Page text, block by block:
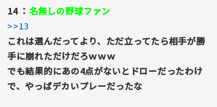
14 ： 名無しの野球ファン
>>13
これは選んだってより、ただ立ってたら相手が勝
手に崩れただけだろｗｗｗ
でも結果的にあの4点がないとドローだったわけ
で、やっぱデカいプレーだったな